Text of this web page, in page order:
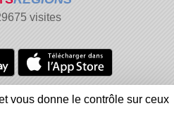
visites
Gestion des cookies
un contenu inapproprié
vous donne le contrôle sur ceux